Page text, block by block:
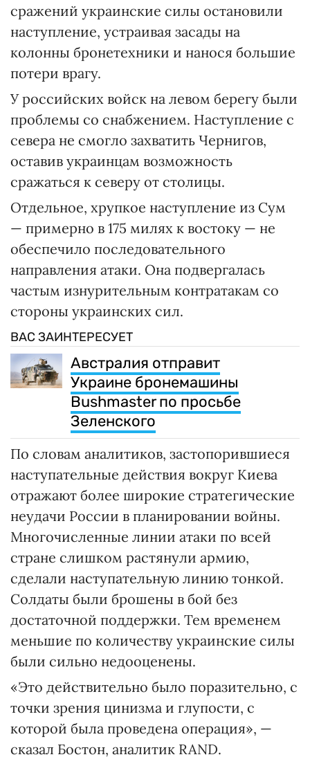
сражений украинские силы остановили
наступление, устраивая засады на
колонны бронетехники и нанося большие
потери врагу.
У российских войск на левом берегу были
проблемы со снабжением. Наступление с
севера не смогло захватить Чернигов,
оставив украинцам возможность
сражаться к северу от столицы.
Отдельное, хрупкое наступление из Сум
— примерно в 175 милях к востоку — не
обеспечило последовательного
направления атаки. Она подвергалась
частым изнурительным контратакам со
стороны украинских сил.
ВАС ЗАИНТЕРЕСУЕТ
Австралия отправит
Украине бронемашины
Bushmaster по просьбе
Зеленского
По словам аналитиков, застопорившиеся
наступательные действия вокруг Киева
отражают более широкие стратегические
неудачи России в планировании войны.
Многочисленные линии атаки по всей
стране слишком растянули армию,
сделали наступательную линию тонкой.
Солдаты были брошены в бой без
достаточной поддержки. Тем временем
меньшие по количеству украинские силы
были сильно недооценены.
«Это действительно было поразительно, с
точки зрения цинизма и глупости, с
которой была проведена операция», —
сказал Бостон, аналитик RAND.